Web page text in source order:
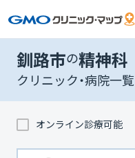
釧路市の精神科
クリニック・病院一覧
オンライン診療可能